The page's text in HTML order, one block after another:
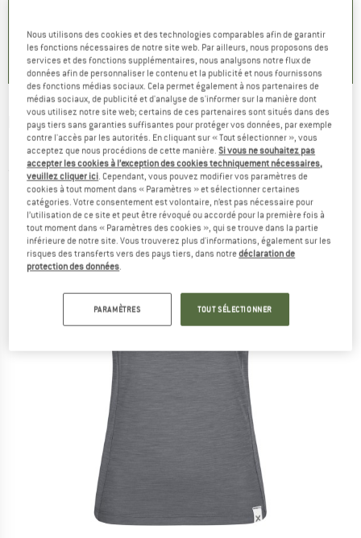
5,0(1) 4,7( 24)
MONTURA -Women's Merino Mix T-Shirt -
Haut en mérinos
(0)
Nous utilisons des cookies et des technologies comparables afin de garantir
les fonctions nécessaires de notre site web. Par ailleurs, nous proposons des
services et des fonctions supplémentaires, nous analysons notre flux de
données afin de personnaliser le contenu et la publicité et nous fournissons
des fonctions médias sociaux. Cela permet également à nos partenaires de
médias sociaux, de publicité et d'analyse de s'informer sur la manière dont
vous utilisez notre site web; certains de ces partenaires sont situés dans des
pays tiers sans garanties suffisantes pour protéger vos données, par exemple
contre l'accès par les autorités. En cliquant sur « Tout sélectionner », vous
acceptez que nous procédions de cette manière.Si vous ne souhaitez pas
accepter les cookies à l’exception des cookies techniquement nécessaires,
veuillez cliquer ici. Cependant, vous pouvez modifier vos paramètres de
cookies à tout moment dans « Paramètres » et sélectionner certaines
catégories. Votre consentement est volontaire, n’est pas nécessaire pour
l’utilisation de ce site et peut être révoqué ou accordé pour la première fois à
tout moment dans « Paramètres des cookies », qui se trouve dans la partie
inférieure de notre site. Vous trouverez plus d'informations, également sur les
risques des transferts vers des pays tiers, dans notredéclaration de
protection des données.
PARAMÈTRES TOUT SÉLECTIONNER